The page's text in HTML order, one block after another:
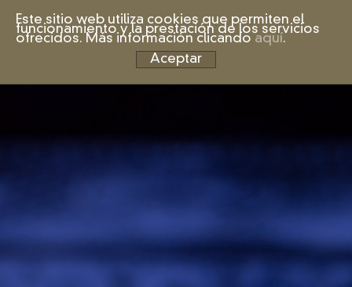
Este sitio web utiliza cookies que permiten el
funcionamiento y la prestación de los servicios
ofrecidos. Más información clicando aquí.
Aceptar